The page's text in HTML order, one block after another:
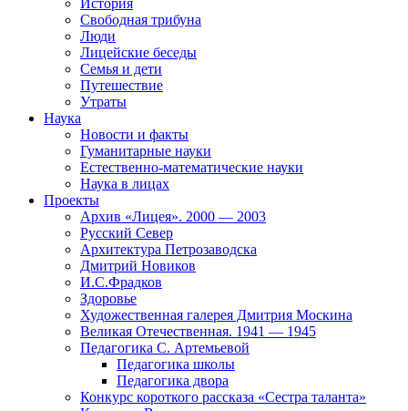
История
Свободная трибуна
Люди
Лицейские беседы
Семья и дети
Путешествие
Утраты
Наука
Новости и факты
Гуманитарные науки
Естественно-математические науки
Наука в лицах
Проекты
Архив «Лицея». 2000 — 2003
Русский Север
Архитектура Петрозаводска
Дмитрий Новиков
И.С.Фрадков
Здоровье
Художественная галерея Дмитрия Москина
Великая Отечественная. 1941 — 1945
Педагогика С. Артемьевой
Педагогика школы
Педагогика двора
Конкурс короткого рассказа «Сестра таланта»